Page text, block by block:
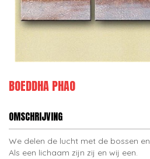
BOEDDHA PHAO
OMSCHRIJVING
We delen de lucht met de bossen
Als een lichaam zijn zij en wij een.